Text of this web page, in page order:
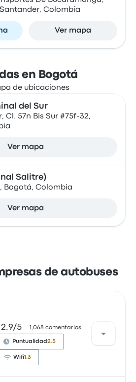
Colombia
Ver mapa
en Bogotá
del Sur
Cl. 57n Bis Sur #75f-32,
Ver mapa
Salitre)
Bogotá, Colombia
Ver mapa
de autobuses
2.9/5 1,068 comentarios
Puntualidad2.5
Wifi1.3